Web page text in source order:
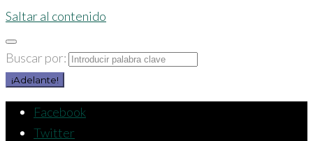
Saltar al contenido
Buscar por:
¡Adelante!
Facebook
Twitter